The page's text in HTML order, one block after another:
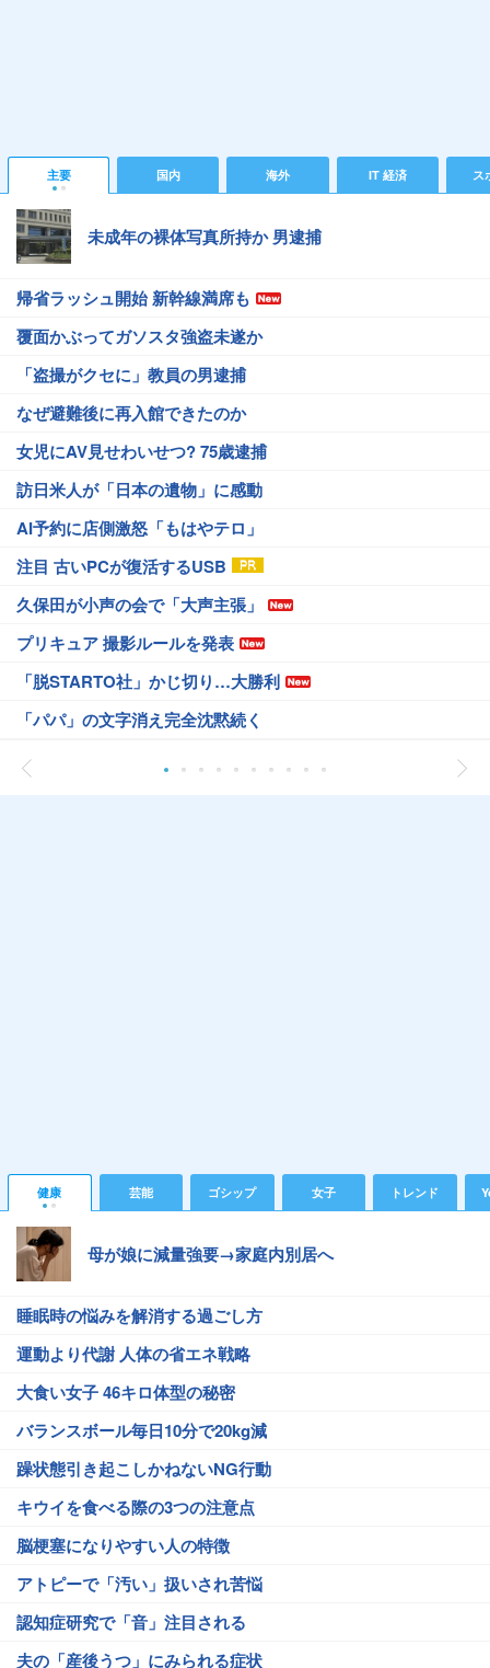
主要 国内 海外 IT 経済 ス
未成年の裸体写真所持か 男逮捕
帰省ラッシュ開始 新幹線満席も
覆面かぶってガソスタ強盗未遂か
「盗撮がクセに」教員の男逮捕
なぜ避難後に再入館できたのか
女児にAV見せわいせつ? 75歳逮捕
訪日米人が「日本の遺物」に感動
AI予約に店側激怒「もはやテロ」
注目 古いPCが復活するUSB
久保田が小声の会で「大声主張」
プリキュア 撮影ルールを発表
「脱STARTO社」かじ切り…大勝利
「パパ」の文字消え完全沈黙続く
健康 芸能 ゴシップ 女子 トレンド
母が娘に減量強要→家庭内別居へ
睡眠時の悩みを解消する過ごし方
運動より代謝 人体の省エネ戦略
大食い女子 46キロ体型の秘密
バランスボール毎日10分で20kg減
躁状態引き起こしかねないNG行動
キウイを食べる際の3つの注意点
脳梗塞になりやすい人の特徴
アトピーで「汚い」扱いされ苦悩
認知症研究で「音」注目される
夫の「産後うつ」にみられる症状